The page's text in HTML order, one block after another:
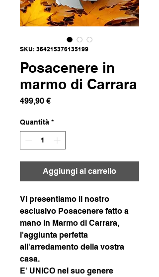
SKU: 364215376135199
Posacenere in
marmo di Carrara
499,90 €Prezzo
Quantità *
Aggiungi al carrello
Vi presentiamo il nostro
esclusivo Posacenere fatto a
mano in Marmo di Carrara,
l'aggiunta perfetta
all'arredamento della vostra
casa.
E' UNICO nel suo genere